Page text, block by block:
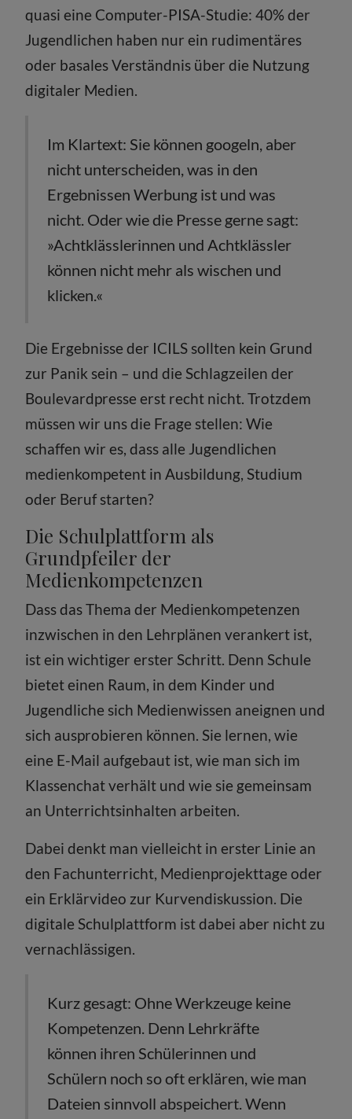
quasi eine Computer-PISA-Studie: 40% der
Jugendlichen haben nur ein rudimentäres
oder basales Verständnis über die Nutzung
digitaler Medien.
Im Klartext: Sie können googeln, aber
nicht unterscheiden, was in den
Ergebnissen Werbung ist und was
nicht. Oder wie die Presse gerne sagt:
»Achtklässlerinnen und Achtklässler
können nicht mehr als wischen und
klicken.«
Die Ergebnisse der ICILS sollten kein Grund
zur Panik sein – und die Schlagzeilen der
Boulevardpresse erst recht nicht. Trotzdem
müssen wir uns die Frage stellen: Wie
schaffen wir es, dass alle Jugendlichen
medienkompetent in Ausbildung, Studium
oder Beruf starten?
Die Schulplattform als
Grundpfeiler der
Medienkompetenzen
Dass das Thema der Medienkompetenzen
inzwischen in den Lehrplänen verankert ist,
ist ein wichtiger erster Schritt. Denn Schule
bietet einen Raum, in dem Kinder und
Jugendliche sich Medienwissen aneignen und
sich ausprobieren können. Sie lernen, wie
eine E-Mail aufgebaut ist, wie man sich im
Klassenchat verhält und wie sie gemeinsam
an Unterrichtsinhalten arbeiten.
Dabei denkt man vielleicht in erster Linie an
den Fachunterricht, Medienprojekttage oder
ein Erklärvideo zur Kurvendiskussion. Die
digitale Schulplattform ist dabei aber nicht zu
vernachlässigen.
Kurz gesagt: Ohne Werkzeuge keine
Kompetenzen. Denn Lehrkräfte
können ihren Schülerinnen und
Schülern noch so oft erklären, wie man
Dateien sinnvoll abspeichert. Wenn